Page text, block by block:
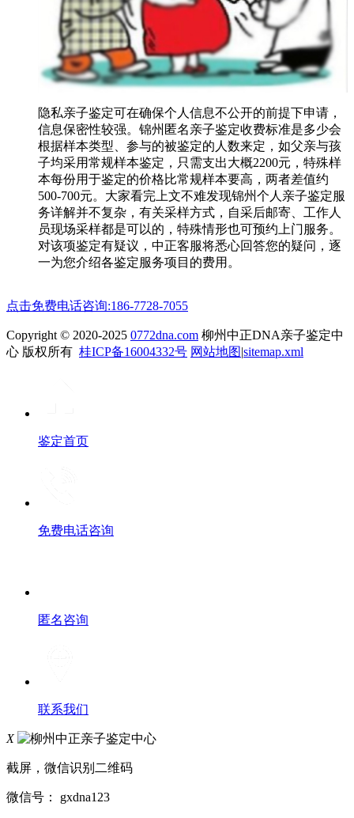
隐私亲子鉴定可在确保个人信息不公开的前提下申请，
信息保密性较强。锦州匿名亲子鉴定收费标准是多少会
根据样本类型、参与的被鉴定的人数来定，如父亲与孩
子均采用常规样本鉴定，只需支出大概2200元，特殊样
本每份用于鉴定的价格比常规样本要高，两者差值约
500-700元。大家看完上文不难发现锦州个人亲子鉴定服
务详解并不复杂，有关采样方式，自采后邮寄、工作人
员现场采样都是可以的，特殊情形也可预约上门服务。
对该项鉴定有疑议，中正客服将悉心回答您的疑问，逐
一为您介绍各鉴定服务项目的费用。
点击免费电话咨询:186-7728-7055
Copyright © 2020-2025 0772dna.com 柳州中正DNA亲子鉴定中
心 版权所有 桂ICP备16004332号 网站地图|sitemap.xml
鉴定首页
免费电话咨询
匿名咨询
联系我们
X
截屏，微信识别二维码
微信号： gxdna123